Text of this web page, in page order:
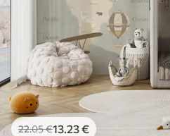
22.05€13.23€